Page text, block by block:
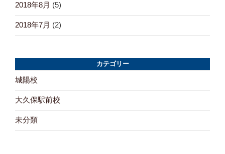
2018年8月 (5)
2018年7月 (2)
カテゴリー
城陽校
大久保駅前校
未分類